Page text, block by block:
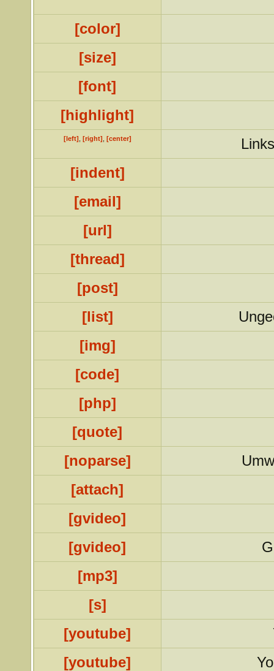
[color]
[size]
[font]
[highlight]
[left] [right] [center]
[indent]
[email]
[url]
[thread]
[post]
[list]
[img]
[code]
[php]
[quote]
[noparse]
[attach]
[gvideo]
[gvideo]
[mp3]
[s]
[youtube]
[youtube]